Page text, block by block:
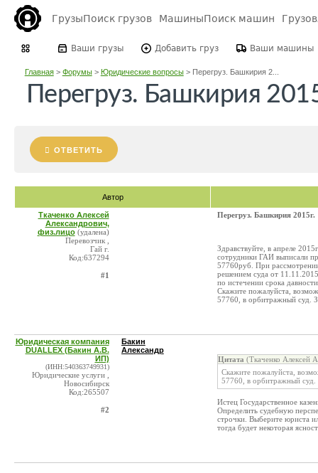
ГрузыПоиск грузов МашиныПоиск машин
Ваши грузы Добавить груз Ваши машины
Главная> Форумы> Юридические вопросы> Перегруз. Башкирия 2...
Перегруз. Башкирия
ОТВЕТИТЬ
Автор
Ткаченко Алексей
Александрович,
физ.лицо (удалена)
Перевозчик ,
Гай г.
Код:637294
#1
Перегруз. Башкирия 2015г.
Здравствуйте, в апреле
сотрудники ГАИ выписали
57760руб. При
решением суда от
по истечении срока
Скажите пожалуйста,
57760, в орбитражный суд.
Юридическая компания
DUALLEX (Бакин А.В.
ИП)
(ИНН:540363749931)
Юридические услуги ,
Новосибирск
Код:265507
#2
Бакин
Александр
Цитата (Ткаченко Алексей
Скажите пожалуйста,
57760, в орбитражный суд.
Истец Государственное
Определить судебную
строчки. Выберите юриста
тогда будет некоторая